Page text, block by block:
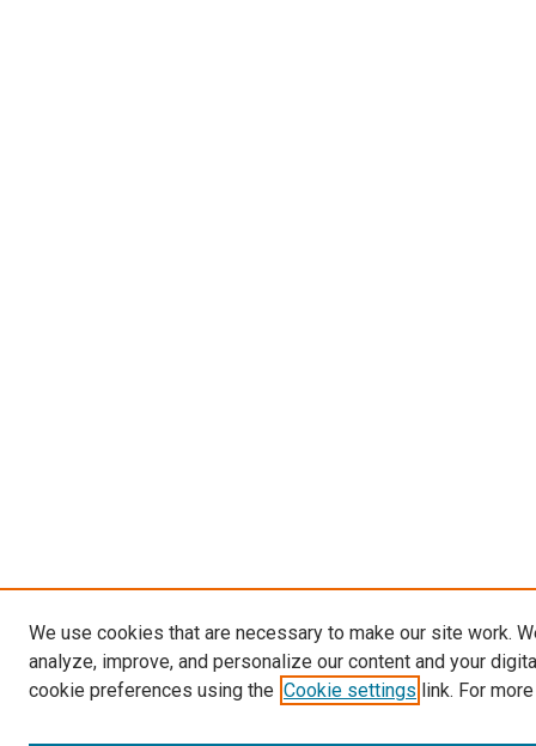
We use cookies that are necessary to make our site work.
analyze, improve, and personalize our content and your
cookie preferences using the Cookie settings link. For